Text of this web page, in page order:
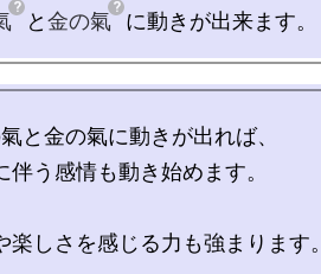
と金の氣
と金の氣に動きが出れば、
伴う感情も動き始めます。
楽しさを感じる力も強まります